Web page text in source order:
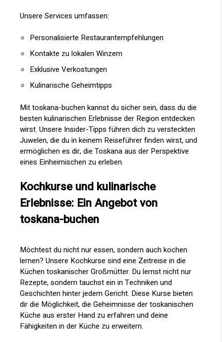
Unsere Services umfassen:
Personalisierte Restaurantempfehlungen
Kontakte zu lokalen Winzern
Exklusive Verkostungen
Kulinarische Geheimtipps
Mit toskana-buchen kannst du sicher sein, dass du die
besten kulinarischen Erlebnisse der Region entdecken
wirst. Unsere Insider-Tipps führen dich zu versteckten
Juwelen, die du in keinem Reiseführer finden wirst, und
ermöglichen es dir, die Toskana aus der Perspektive
eines Einheimischen zu erleben.
Kochkurse und kulinarische
Erlebnisse: Ein Angebot von
toskana-buchen
Möchtest du nicht nur essen, sondern auch kochen
lernen? Unsere Kochkurse sind eine Zeitreise in die
Küchen toskanischer Großmütter. Du lernst nicht nur
Rezepte, sondern tauchst ein in Techniken und
Geschichten hinter jedem Gericht. Diese Kurse bieten
dir die Möglichkeit, die Geheimnisse der toskanischen
Küche aus erster Hand zu erfahren und deine
Fähigkeiten in der Küche zu erweitern.